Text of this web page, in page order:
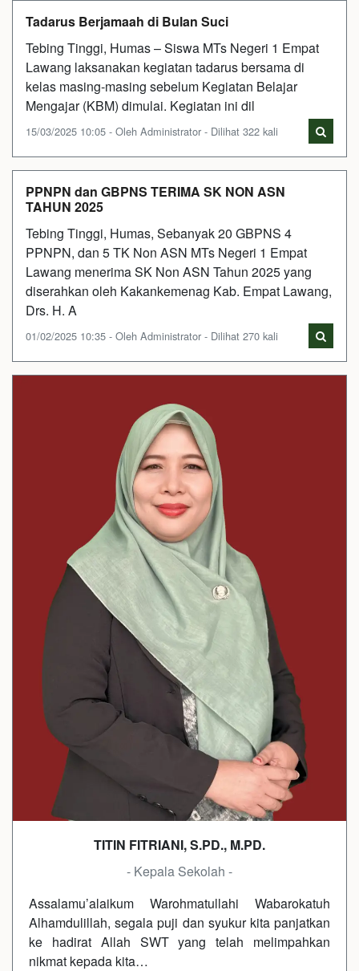
Tadarus Berjamaah di Bulan Suci
Tebing Tinggi, Humas – Siswa MTs Negeri 1 Empat
Lawang laksanakan kegiatan tadarus bersama di
kelas masing-masing sebelum Kegiatan Belajar
Mengajar (KBM) dimulai. Kegiatan ini dil
15/03/2025 10:05 - Oleh Administrator - Dilihat 322 kali
PPNPN dan GBPNS TERIMA SK NON ASN
TAHUN 2025
Tebing Tinggi, Humas, Sebanyak 20 GBPNS 4
PPNPN, dan 5 TK Non ASN MTs Negeri 1 Empat
Lawang menerima SK Non ASN Tahun 2025 yang
diserahkan oleh Kakankemenag Kab. Empat Lawang,
Drs. H. A
01/02/2025 10:35 - Oleh Administrator - Dilihat 270 kali
TITIN FITRIANI, S.PD., M.PD.
- Kepala Sekolah -
Assalamu’alaikum Warohmatullahi Wabarokatuh
Alhamdulillah, segala puji dan syukur kita panjatkan
ke hadirat Allah SWT yang telah melimpahkan
nikmat kepada kita…